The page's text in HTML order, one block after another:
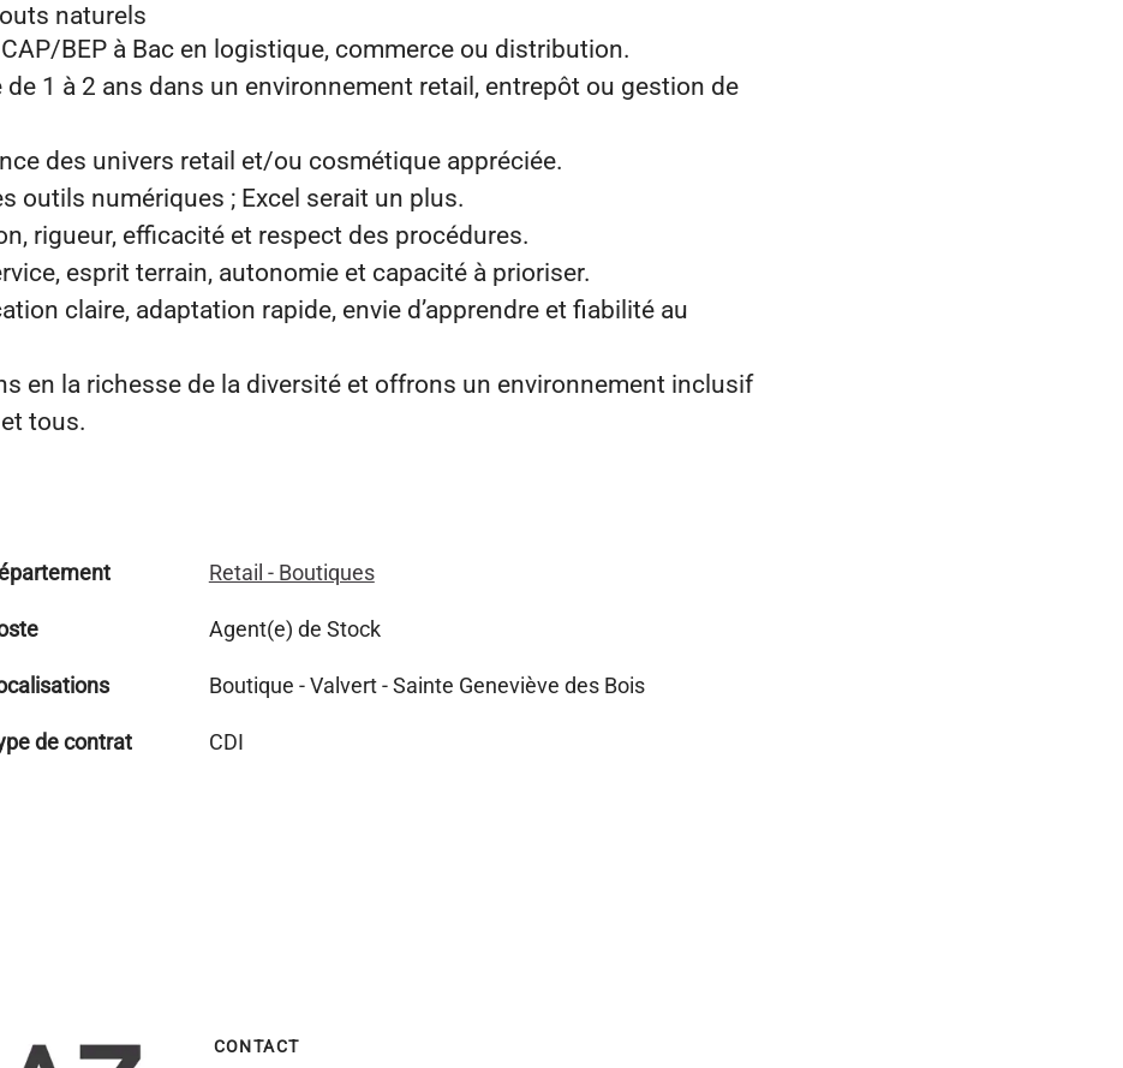
naturels
BEP à Bac en logistique, commerce ou distribution.
de 1 à 2 ans dans un environnement retail, entrepôt ou gestion de
des univers retail et/ou cosmétique appréciée.
outils numériques ; Excel serait un plus.
rigueur, efficacité et respect des procédures.
esprit terrain, autonomie et capacité à prioriser.
claire, adaptation rapide, envie d’apprendre et fiabilité au
en la richesse de la diversité et offrons un environnement inclusif
tous.
Retail - Boutiques
Agent(e) de Stock
Boutique - Valvert - Sainte Geneviève des Bois
de contrat CDI
CONTACT